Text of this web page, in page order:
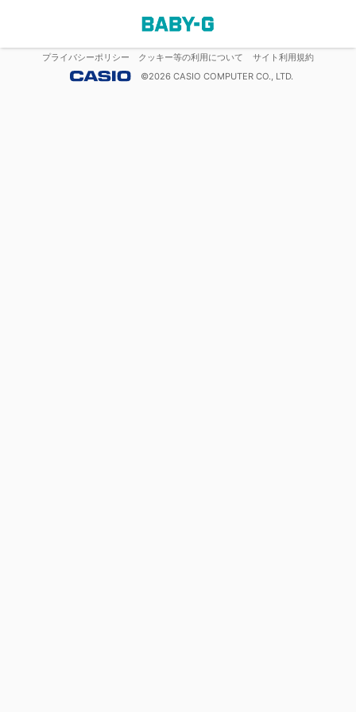
プライバシーポリシー クッキー等の利用について
サイト利用規約
©2026 CASIO COMPUTER CO., LTD.